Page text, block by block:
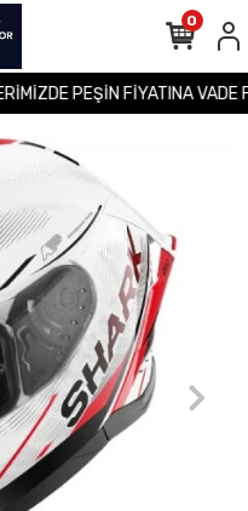
PEŞİN FİYATINA
0